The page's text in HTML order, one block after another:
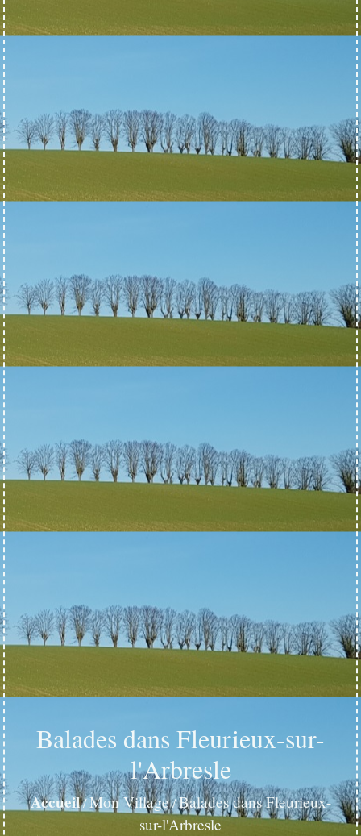
Balades dans Fleurieux-sur-
l'Arbresle
Accueil/Mon Village/Balades dans Fleurieux-
sur-l'Arbresle